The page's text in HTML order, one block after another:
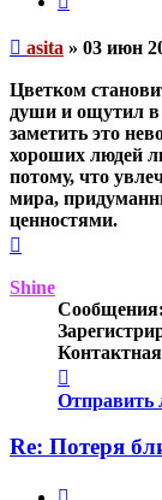
Непрочитанное
asita » 03 июн
Цветком
души и ощутил в
заметить это
хороших людей
потому, что
мира,
ценностями.
началу
Shine
Сообщения:
Отправить
Re: Потеря